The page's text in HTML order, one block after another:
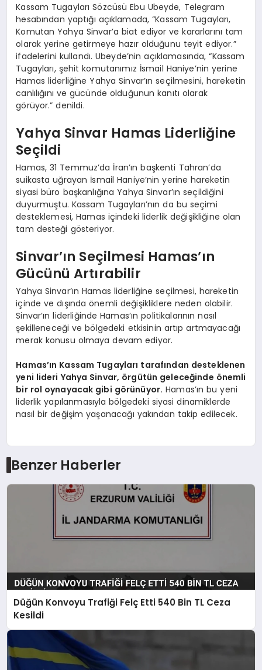
Kassam Tugayları Sözcüsü Ebu Ubeyde, Telegram
hesabından yaptığı açıklamada, “Kassam Tugayları,
Komutan Yahya Sinvar’a biat ediyor ve kararlarını tam
olarak yerine getirmeye hazır olduğunu teyit ediyor.”
ifadelerini kullandı. Ubeyde’nin açıklamasında, “Kassam
Tugayları, şehit komutanımız İsmail Haniye’nin yerine
Hamas liderliğine Yahya Sinvar’ın seçilmesini, hareketin
canlılığını ve gücünde olduğunun kanıtı olarak
görüyor.” denildi.
Yahya Sinvar Hamas Liderliğine
Seçildi
Hamas, 31 Temmuz’da İran’ın başkenti Tahran’da
suikasta uğrayan İsmail Haniye’nin yerine hareketin
siyasi büro başkanlığına Yahya Sinvar’ın seçildiğini
duyurmuştu. Kassam Tugayları’nın da bu seçimi
desteklemesi, Hamas içindeki liderlik değişikliğine olan
tam desteği gösteriyor.
Sinvar’ın Seçilmesi Hamas’ın
Gücünü Artırabilir
Yahya Sinvar’ın Hamas liderliğine seçilmesi, hareketin
içinde ve dışında önemli değişikliklere neden olabilir.
Sinvar’ın liderliğinde Hamas’ın politikalarının nasıl
şekilleneceği ve bölgedeki etkisinin artıp artmayacağı
merak konusu olmaya devam ediyor.
Hamas’ın Kassam Tugayları tarafından desteklenen
yeni lideri Yahya Sinvar, örgütün geleceğinde önemli
bir rol oynayacak gibi görünüyor. Hamas’ın bu yeni
liderlik yapılanmasıyla bölgedeki siyasi dinamiklerde
nasıl bir değişim yaşanacağı yakından takip edilecek.
Benzer Haberler
Düğün Konvoyu Trafiği Felç Etti 540 Bin TL Ceza
Kesildi